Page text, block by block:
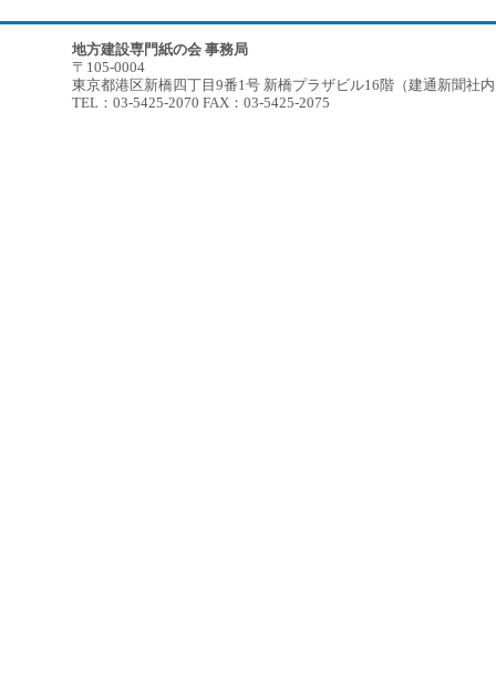
地方建設専門紙の会 事務局
〒105-0004
東京都港区新橋四丁目9番1号 新橋プラザビル16階（建通新聞社
TEL：03-5425-2070 FAX：03-5425-2075